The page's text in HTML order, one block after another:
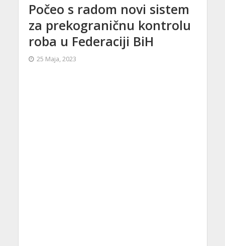
Počeo s radom novi sistem
za prekograničnu kontrolu
roba u Federaciji BiH
25 Maja, 2023